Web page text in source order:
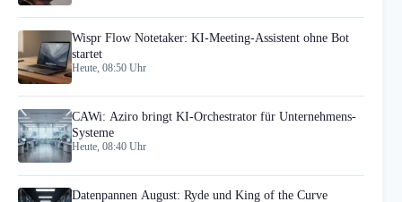
Wispr Flow Notetaker: KI-Meeting-Assistent ohne Bot
startet
Heute, 08:50 Uhr
CAWi: Aziro bringt KI-Orchestrator für Unternehmens-
Systeme
Heute, 08:40 Uhr
Datenpannen August: Ryde und King of the Curve